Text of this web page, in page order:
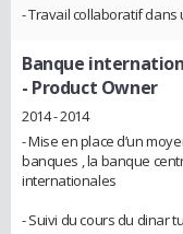
- Travail collaboratif
Banque
- Product Owner
2014 - 2014
- Mise en place d’un
banques , la banque
internationales
- Suivi du cours du dinar